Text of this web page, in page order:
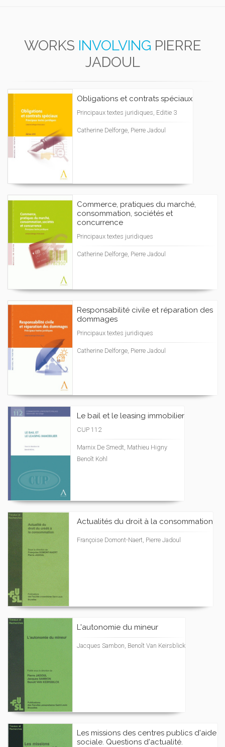
WORKS INVOLVING PIERRE
JADOUL
Obligations et contrats spéciaux
Principaux textes juridiques, Editie 3
Catherine Delforge, Pierre Jadoul
Commerce, pratiques du marché,
consommation, sociétés et
concurrence
Principaux textes juridiques
Catherine Delforge, Pierre Jadoul
Responsabilité civile et réparation des
dommages
Principaux textes juridiques
Catherine Delforge, Pierre Jadoul
Le bail et le leasing immobilier
CUP 112
Marnix De Smedt, Mathieu Higny
Benoît Kohl
Actualités du droit à la consommation
Françoise Domont-Naert, Pierre Jadoul
L'autonomie du mineur
Jacques Sambon, Benoît Van Keirsblick
Les missions des centres publics d'aide
sociale. Questions d'actualité.